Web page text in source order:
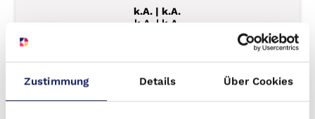
Zustimmung Details Über Cookies
k.A. | k.A.
k.A. | k.A.
ab
k.A.€